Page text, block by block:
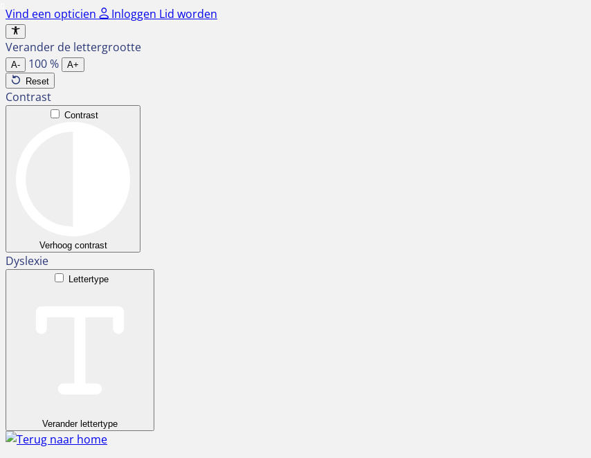
Ga
naar
de
inhoud
Vind een opticien Inloggen Lid worden
Verander de lettergrootte
A- 100%
A+
Reset
Contrast
Contrast
Verhoog contrast
Dyslexie
Lettertype
Verander lettertype